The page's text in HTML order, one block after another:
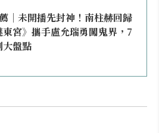
｜未開播先封神！南柱赫回歸
宮》攜手盧允瑞勇闖鬼界，7
大盤點